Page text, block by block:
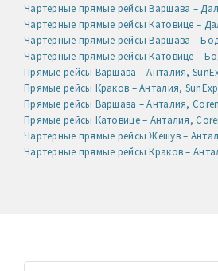
Чартерные прямые рейсы Варшава –
Чартерные прямые рейсы Катовице –
Чартерные прямые рейсы Варшава –
Чартерные прямые рейсы Катовице –
Прямые рейсы Варшава – Анталия,
Прямые рейсы Краков – Анталия,
Прямые рейсы Варшава – Анталия,
Прямые рейсы Катовице – Анталия,
Чартерные прямые рейсы Жешув –
Чартерные прямые рейсы Краков –